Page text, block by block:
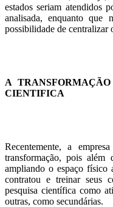
estados seriam atendidos
analisada, enquanto
possibilidade de centralizar
A
CIENTIFICA
Recentemente, a
transformação, pois
ampliando o espaço físico
contratou e treinar seus
pesquisa científica como
outras, como secundárias.